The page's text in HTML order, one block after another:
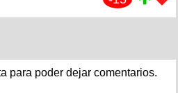
para poder dejar comentarios.